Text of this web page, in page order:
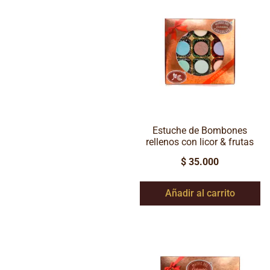
Estuche de Bombones
rellenos con licor & frutas
$ 35.000
Añadir al carrito